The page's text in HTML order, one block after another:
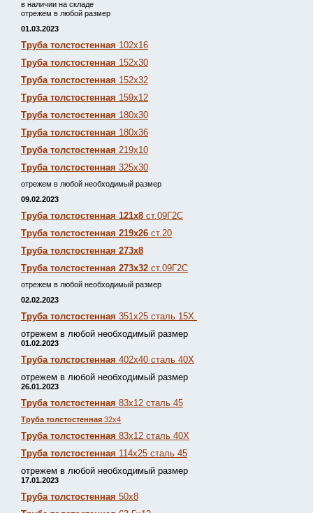
в наличии на складе
отрежем в любой размер
01.03.2023
Труба толстостенная 102х16
Труба толстостенная 152х30
Труба толстостенная 152х32
Труба толстостенная 159х12
Труба толстостенная 180х30
Труба толстостенная 180х36
Труба толстостенная 219х10
Труба толстостенная 325х30
отрежем в любой необходимый размер
09.02.2023
Труба толстостенная 121х8 ст.09Г2С
Труба толстостенная 219х26 ст.20
Труба толстостенная 273х8
Труба толстостенная 273х32 ст.09Г2С
отрежем в любой необходимый размер
02.02.2023
Труба толстостенная 351х25 сталь 15Х
отрежем в любой необходимый размер
01.02.2023
Труба толстостенная 402х40 сталь 40Х
отрежем в любой необходимый размер
26.01.2023
Труба толстостенная 83х12 сталь 45
Труба толстостенная 32х4
Труба толстостенная 83х12 сталь 40Х
Труба толстостенная 114х25 сталь 45
отрежем в любой необходимый размер
17.01.2023
Труба толстостенная 50х8